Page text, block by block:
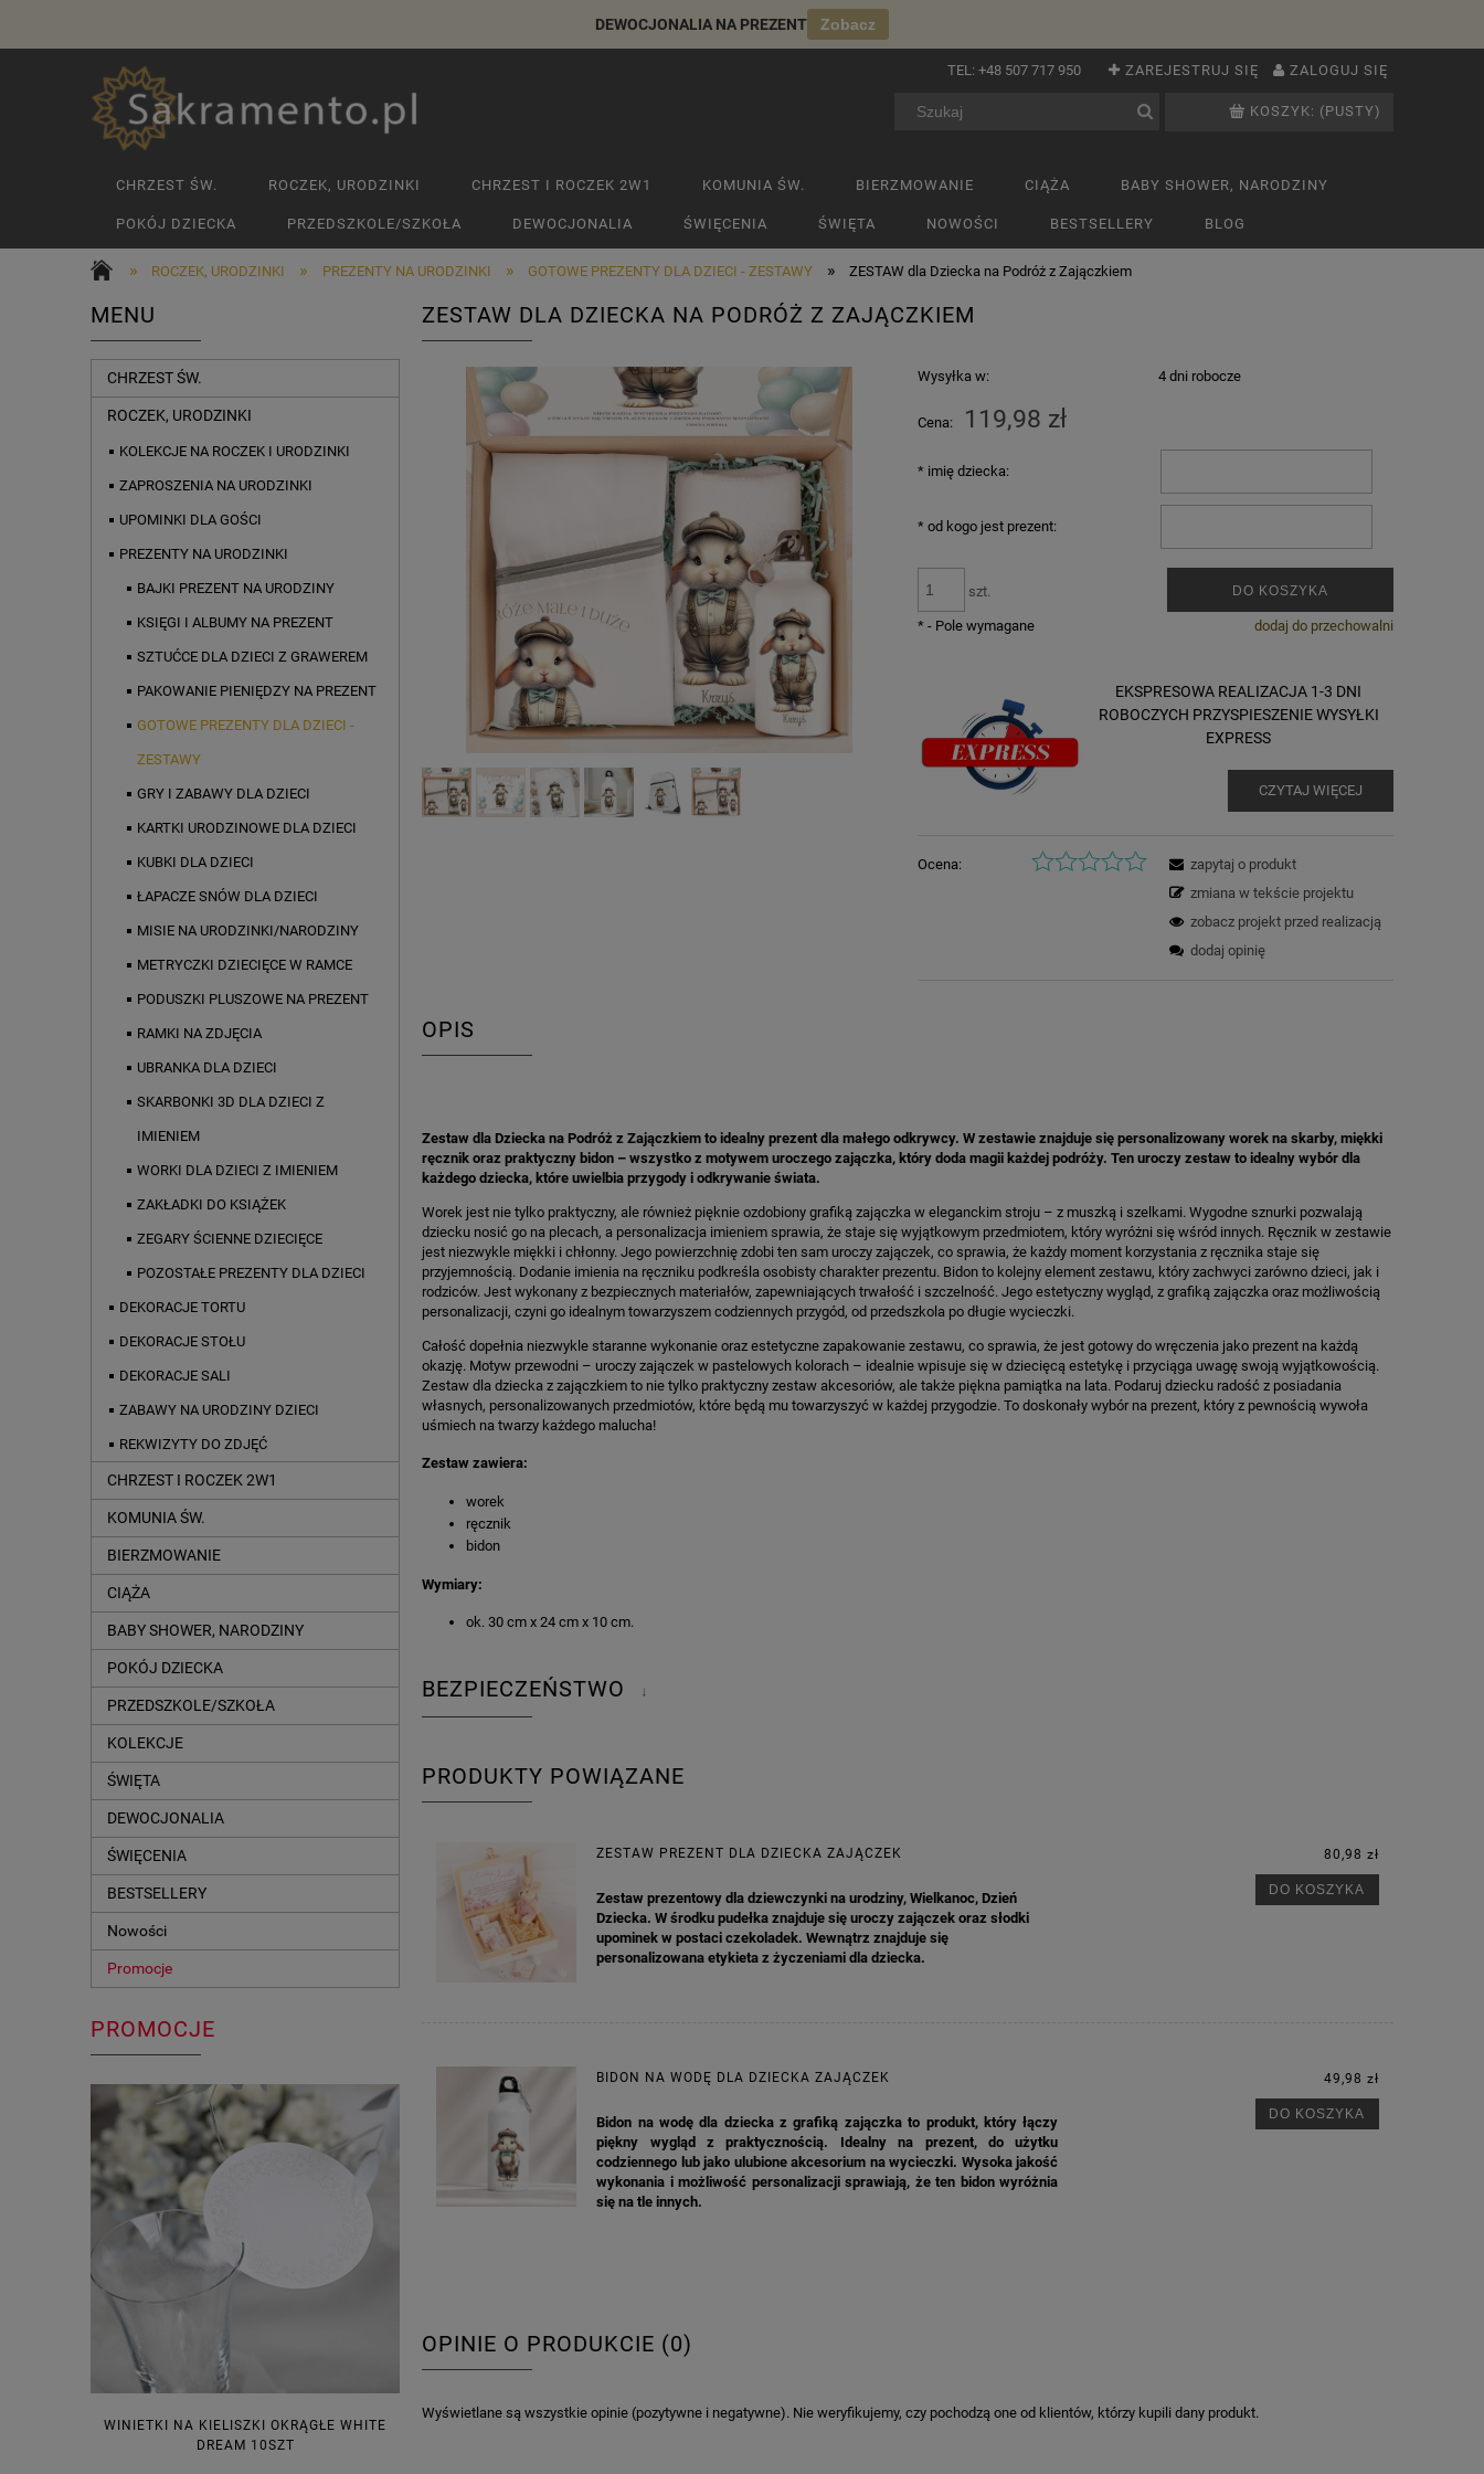
DEWOCJONALIA NA PREZENT Zobacz
ZAREJESTRUJ SIĘ ZALOGUJ SIĘ
TEL: +48 507 717 950
KOSZYK: (PUSTY)
CHRZEST ŚW. ROCZEK, URODZINKI CHRZEST I ROCZEK 2W1 KOMUNIA ŚW. BIERZMOWANIE CIĄŻA BABY SHOWER, NARODZINY
POKÓJ DZIECKA PRZEDSZKOLE/SZKOŁA DEWOCJONALIA ŚWIĘCENIA ŚWIĘTA NOWOŚCI BESTSELLERY BLOG
» ROCZEK, URODZINKI » PREZENTY NA URODZINKI » GOTOWE PREZENTY DLA DZIECI - ZESTAWY » ZESTAW dla Dziecka na Podróż z Zajączkiem
MENU
CHRZEST ŚW.
ROCZEK, URODZINKI
KOLEKCJE NA ROCZEK I URODZINKI
ZAPROSZENIA NA URODZINKI
UPOMINKI DLA GOŚCI
PREZENTY NA URODZINKI
BAJKI PREZENT NA URODZINY
KSIĘGI I ALBUMY NA PREZENT
SZTUĆCE DLA DZIECI Z GRAWEREM
PAKOWANIE PIENIĘDZY NA PREZENT
GOTOWE PREZENTY DLA DZIECI -
ZESTAWY
GRY I ZABAWY DLA DZIECI
KARTKI URODZINOWE DLA DZIECI
KUBKI DLA DZIECI
ŁAPACZE SNÓW DLA DZIECI
MISIE NA URODZINKI/NARODZINY
METRYCZKI DZIECIĘCE W RAMCE
PODUSZKI PLUSZOWE NA PREZENT
RAMKI NA ZDJĘCIA
UBRANKA DLA DZIECI
SKARBONKI 3D DLA DZIECI Z
IMIENIEM
WORKI DLA DZIECI Z IMIENIEM
ZAKŁADKI DO KSIĄŻEK
ZEGARY ŚCIENNE DZIECIĘCE
POZOSTAŁE PREZENTY DLA DZIECI
DEKORACJE TORTU
DEKORACJE STOŁU
DEKORACJE SALI
ZABAWY NA URODZINY DZIECI
REKWIZYTY DO ZDJĘĆ
CHRZEST I ROCZEK 2W1
KOMUNIA ŚW.
BIERZMOWANIE
CIĄŻA
BABY SHOWER, NARODZINY
POKÓJ DZIECKA
PRZEDSZKOLE/SZKOŁA
KOLEKCJE
ŚWIĘTA
DEWOCJONALIA
ŚWIĘCENIA
BESTSELLERY
Nowości
Promocje
PROMOCJE
WINIETKI NA KIELISZKI OKRĄGŁE WHITE
DREAM 10SZT
PUDEŁECZKA PODZIĘKOWANIE ZŁOTA
GIRLANDA BIAŁE PIÓRKA ZE ZŁOTEM
ZESTAW DLA DZIECKA NA PODRÓŻ Z ZAJĄCZKIEM
Wysyłka w: 4 dni robocze
Cena: 119,98 zł
* imię dziecka:
* od kogo jest prezent:
szt. DO KOSZYKA
dodaj do przechowalni
* - Pole wymagane
EKSPRESOWA REALIZACJA 1-3 DNI
ROBOCZYCH PRZYSPIESZENIE WYSYŁKI
EXPRESS
CZYTAJ WIĘCEJ
Ocena:
zapytaj o produkt
zmiana w tekście projektu
zobacz projekt przed realizacją
dodaj opinię
OPIS
Zestaw dla Dziecka na Podróż z Zajączkiem to idealny prezent dla małego odkrywcy. W zestawie znajduje się personalizowany worek na skarby, miękki
ręcznik oraz praktyczny bidon – wszystko z motywem uroczego zajączka, który doda magii każdej podróży. Ten uroczy zestaw to idealny wybór dla
każdego dziecka, które uwielbia przygody i odkrywanie świata.
Worek jest nie tylko praktyczny, ale również pięknie ozdobiony grafiką zajączka w eleganckim stroju – z muszką i szelkami. Wygodne sznurki pozwalają
dziecku nosić go na plecach, a personalizacja imieniem sprawia, że staje się wyjątkowym przedmiotem, który wyróżni się wśród innych. Ręcznik w zestawie
jest niezwykle miękki i chłonny. Jego powierzchnię zdobi ten sam uroczy zajączek, co sprawia, że każdy moment korzystania z ręcznika staje się
przyjemnością. Dodanie imienia na ręczniku podkreśla osobisty charakter prezentu. Bidon to kolejny element zestawu, który zachwyci zarówno dzieci, jak i
rodziców. Jest wykonany z bezpiecznych materiałów, zapewniających trwałość i szczelność. Jego estetyczny wygląd, z grafiką zajączka oraz możliwością
personalizacji, czyni go idealnym towarzyszem codziennych przygód, od przedszkola po długie wycieczki.
Całość dopełnia niezwykle staranne wykonanie oraz estetyczne zapakowanie zestawu, co sprawia, że jest gotowy do wręczenia jako prezent na każdą
okazję. Motyw przewodni – uroczy zajączek w pastelowych kolorach – idealnie wpisuje się w dziecięcą estetykę i przyciąga uwagę swoją wyjątkowością.
Zestaw dla dziecka z zajączkiem to nie tylko praktyczny zestaw akcesoriów, ale także piękna pamiątka na lata. Podaruj dziecku radość z posiadania
własnych, personalizowanych przedmiotów, które będą mu towarzyszyć w każdej przygodzie. To doskonały wybór na prezent, który z pewnością wywoła
uśmiech na twarzy każdego malucha!
Zestaw zawiera:
worek
ręcznik
bidon
Wymiary:
ok. 30 cm x 24 cm x 10 cm.
BEZPIECZEŃSTWO ↓
PRODUKTY POWIĄZANE
ZESTAW PREZENT DLA DZIECKA ZAJĄCZEK
Zestaw prezentowy dla dziewczynki na urodziny, Wielkanoc, Dzień
Dziecka. W środku pudełka znajduje się uroczy zajączek oraz słodki
upominek w postaci czekoladek. Wewnątrz znajduje się
personalizowana etykieta z życzeniami dla dziecka.
80,98 zł
DO KOSZYKA
BIDON NA WODĘ DLA DZIECKA ZAJĄCZEK
Bidon na wodę dla dziecka z grafiką zajączka to produkt, który łączy
piękny wygląd z praktycznością. Idealny na prezent, do użytku
codziennego lub jako ulubione akcesorium na wycieczki. Wysoka jakość
wykonania i możliwość personalizacji sprawiają, że ten bidon wyróżnia
się na tle innych.
49,98 zł
DO KOSZYKA
OPINIE O PRODUKCIE (0)
Wyświetlane są wszystkie opinie (pozytywne i negatywne). Nie weryfikujemy, czy pochodzą one od klientów, którzy kupili dany produkt.